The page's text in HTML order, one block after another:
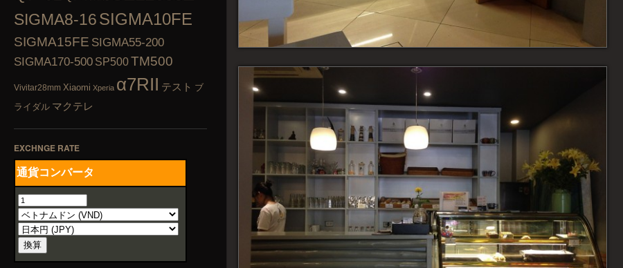
SIGMA8-16SIGMA10FE
SIGMA15FE SIGMA55-200
SIGMA170-500 SP500TM500
Vivitar28mm Xiaomi Xperia α7RII テスト ブ
ライダル マクテレ
EXCHNGE RATE